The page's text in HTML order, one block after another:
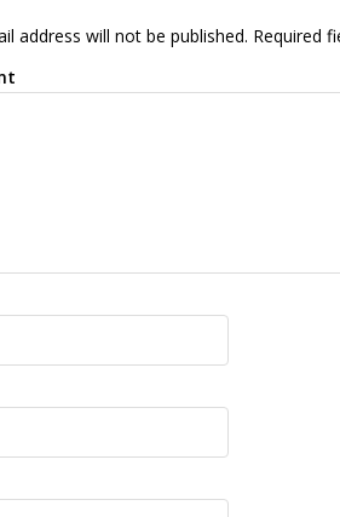
address will not be published. Required